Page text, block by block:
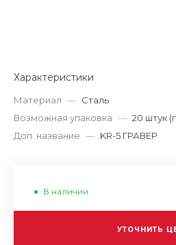
Характеристики
Материал — Сталь
Возможная упаковка — 20 штук
Доп. название — KR-5 ГРАВЕР
В наличии
УТОЧНИТЬ